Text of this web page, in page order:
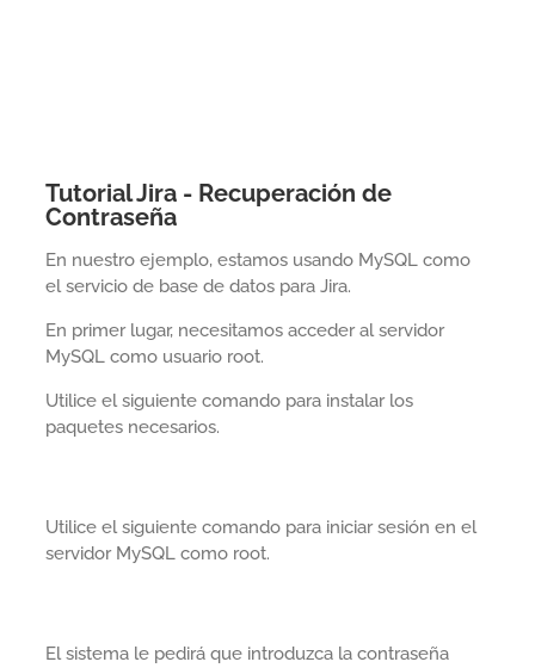
Tutorial Jira - Recuperación de
Contraseña
En nuestro ejemplo, estamos usando MySQL como
el servicio de base de datos para Jira.
En primer lugar, necesitamos acceder al servidor
MySQL como usuario root.
Utilice el siguiente comando para instalar los
paquetes necesarios.
Utilice el siguiente comando para iniciar sesión en el
servidor MySQL como root.
El sistema le pedirá que introduzca la contraseña